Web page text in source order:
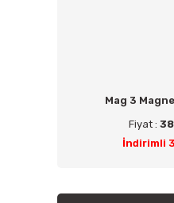
Mag 3
Fiyat :
İndirimli